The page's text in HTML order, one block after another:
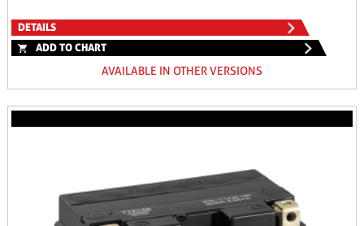
DETAILS
ADD TO CHART
AVAILABLE IN OTHER VERSIONS